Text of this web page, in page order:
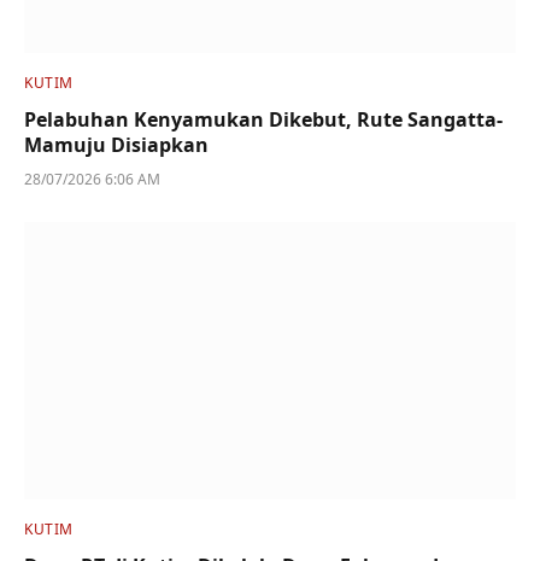
KUTIM
Pelabuhan Kenyamukan Dikebut, Rute Sangatta-
Mamuju Disiapkan
28/07/2026 6:06 AM
KUTIM